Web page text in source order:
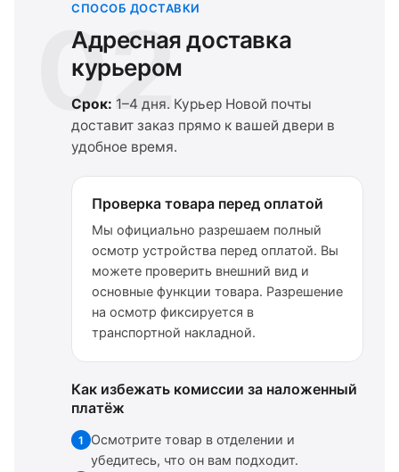
02
СПОСОБ ДОСТАВКИ
Адресная доставка
курьером
Срок: 1–4 дня. Курьер Новой почты
доставит заказ прямо к вашей двери в
удобное время.
Проверка товара перед оплатой
Мы официально разрешаем полный
осмотр устройства перед оплатой. Вы
можете проверить внешний вид и
основные функции товара. Разрешение
на осмотр фиксируется в
транспортной накладной.
Как избежать комиссии за наложенный
платёж
1
Осмотрите товар в отделении и
убедитесь, что он вам подходит.